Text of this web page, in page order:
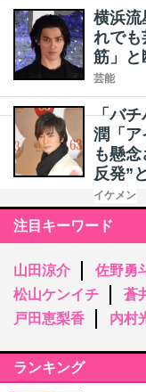
横浜流
れでも
筋」と
芸能
「バ
潤「ア
も懸
反発”
イケメン
注目キーワード
山田涼介 佐野勇
松山ケンイチ
蒼
戸田恵梨香
内村
ランキング